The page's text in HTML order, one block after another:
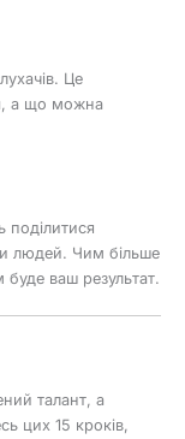
Це
а що можна
поділитися
людей. Чим більше
ваш результат.
талант, а
цих 15 кроків,